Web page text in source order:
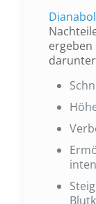
Dianabol